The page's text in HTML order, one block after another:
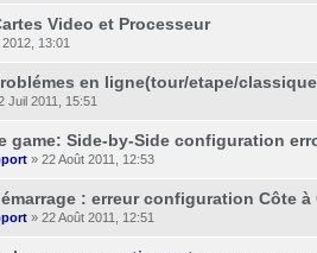
Video et Processeur
13:01
en ligne(tour/etape/
Juil 2011, 15:51
game: Side-by-Side configuration
» 22 Août 2011, 12:53
: erreur configuration Côte à
» 22 Août 2011, 12:51